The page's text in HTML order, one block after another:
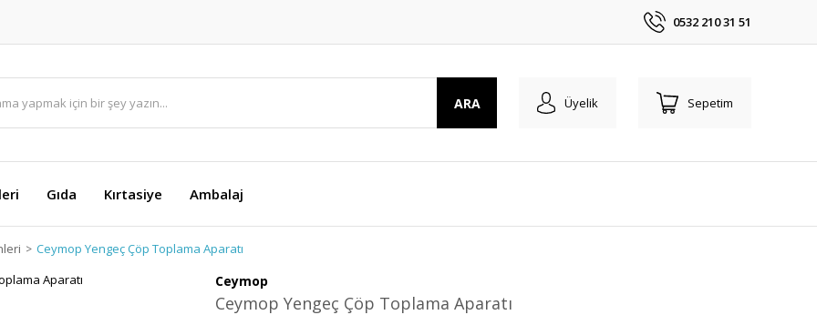
0532 210 31 51
ARA Üyelik Sepetim
Gıda Kırtasiye Ambalaj
Ceymop Yengeç Çöp Toplama Aparatı
Ceymop
Ceymop Yengeç Çöp Toplama Aparatı